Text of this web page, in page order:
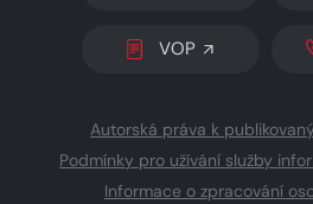
VOP
Autorská práva k
Podmínky pro užívání služby
Informace o zpracování